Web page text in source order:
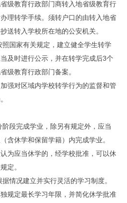
教育行政部门商转入地省级教育行
理转学手续。须转户口的由转入地省
送转入学校所在地的公安机关。
国家有关规定，建立健全学生转学
及时进行公示，并在转学完成后3个
级教育行政部门备案。
对区域内学校转学行为的监督和管
段完成学业，除另有规定外，应当
含休学和保留学籍）内完成学业。
应当休学的，经学校批准，可以休
定。
况建立并实行灵活的学习制度。
规定最长学习年限，并简化休学批准